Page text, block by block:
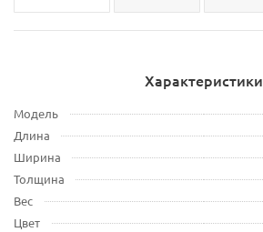
Характеристики
Модель
Длина
Ширина
Толщина
Вес
Цвет